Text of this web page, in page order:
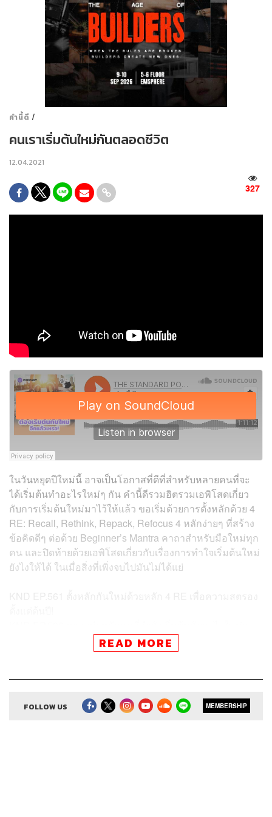
คำนี้ดี /
คนเราเริ่มต้นใหม่กันตลอดชีวิต
12.04.2021
327
ในวันหยุดปีใหม่นี้ อาจเป็นโอกาสที่ดีที่สำหรับหลายคนที่จะ
ได้เริ่มต้นทำอะไรใหม่ๆ กัน คำนี้ดีรวมฮิตรวมเอพิโสดเกี่ยว
กับการเริ่มต้นใหม่มาไว้ให้แล้ว ขอเริ่มด้วยการตั้งหลักด้วย 4
RE: Recall, Rethink, Repack, Refocus 4 หลักง่ายๆ ที่สร้าง
ข้อคิดดีๆ ต่อด้วย Beginner’s Mantra คาถาสำหรับมือใหม่ทุก
คน และปิดท้ายด้วยเอพิโสดเกี่ยวกับเรื่องการทำใจเริ่มต้นใหม่
ยังไงให้ได้ ในเมื่อสิ่งที่เพิ่งจบไปมันไม่ได้แย่
KND EP.561 ตั้งหลักกันใหม่ด้วยหลัก 4 RE เพื่อความสตรอง
KND EP.571 ทำใจไม่ได้กับการเริ่มต้นใหม่ เพราะของเก่าที่
READ MORE
FOLLOW US MEMBERSHIP